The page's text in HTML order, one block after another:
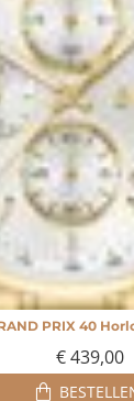
PRIX 40
€ 439,00